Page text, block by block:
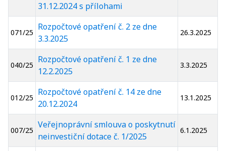
31.12.2024 s přílohami
071/25
Rozpočtové opatření č. 2 ze dne
3.3.2025
26.3.2025
040/25
Rozpočtové opatření č. 1 ze dne
12.2.2025
3.3.2025
012/25
Rozpočtové opatření č. 14 ze dne
20.12.2024
13.1.2025
007/25
Veřejnoprávní smlouva o poskytnutí
neinvestiční dotace č. 1/2025
6.1.2025